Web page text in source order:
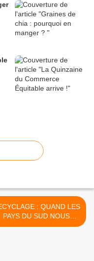
: QUAND LES
PAYS DU SUD NOUS
MONTRENT L’EXEMPLE >